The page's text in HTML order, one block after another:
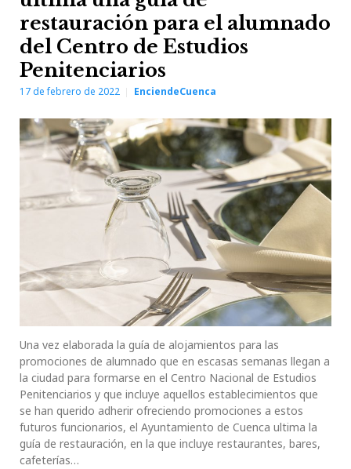
restauración para el alumnado
del Centro de Estudios
Penitenciarios
17 de febrero de 2022 EnciendeCuenca
Una vez elaborada la guía de alojamientos para las
promociones de alumnado que en escasas semanas llegan a
la ciudad para formarse en el Centro Nacional de Estudios
Penitenciarios y que incluye aquellos establecimientos que
se han querido adherir ofreciendo promociones a estos
futuros funcionarios, el Ayuntamiento de Cuenca ultima la
guía de restauración, en la que incluye restaurantes, bares,
cafeterías…